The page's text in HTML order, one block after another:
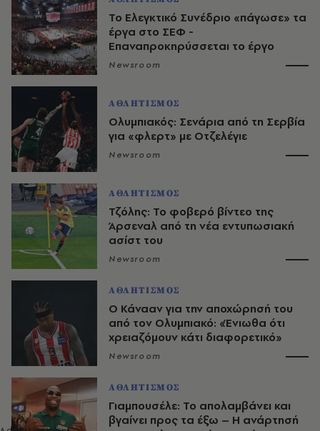
Το Ελεγκτικό Συνέδριο «πάγωσε» τα
έργα στο ΣΕΦ -
Επαναπροκηρύσσεται το έργο
Newsroom
ΑΘΛΗΤΙΣΜΟΣ
Ολυμπιακός: Σενάρια από τη Σερβία
για «φλερτ» με Οτζελέγιε
Newsroom
ΑΘΛΗΤΙΣΜΟΣ
Τζόλης: Το φοβερό βίντεο της
Άρσεναλ από τη νέα εντυπωσιακή
ασίστ του
Newsroom
ΑΘΛΗΤΙΣΜΟΣ
Ο Κάνααν για την αποχώρησή του
από τον Ολυμπιακό: «Ένιωθα ότι
χρειαζόμουν κάτι διαφορετικό»
Newsroom
ΑΘΛΗΤΙΣΜΟΣ
Γιαμπουσέλε: Το απολαμβάνει και
βγαίνει προς τα έξω – Η ανάρτησή